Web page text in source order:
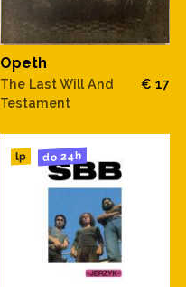
Opeth
The Last Will And
Testament
€ 17
lp do 24h